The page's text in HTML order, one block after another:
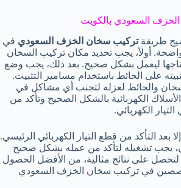
السعودي بالكويت
طريقةتركيب سخان الخزف السعودي في
أولاً، يجب تحديد مكان تركيب السخان
ليعمل بشكل صحيح. بعد ذلك، يجب وضع
على الحائط باستخدام مسامير التثبيت.
والحائط لعزله لتجنب أي مشاكل في
الكهربائية بالشكل الصحيح وتأكد من
الكهربائي.
بعد التأكد من قطع التيار الكهربائي الرئيسي.
يجب تشغيله لتأكد من عمله بشكل صحيح
على نتائج مثالية، من الأفضل الحصول
في تركيب سخان الخزف السعودي